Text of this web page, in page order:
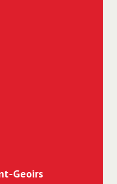
Geoirs